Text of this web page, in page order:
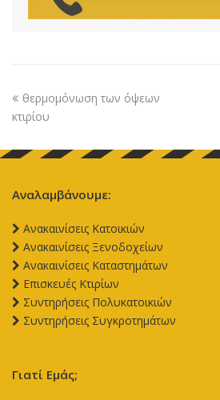
θερμομόνωση των όψεων
κτιρίου
Αναλαμβάνουμε:
Aνακαινίσεις Κατοικιών
Aνακαινίσεις Ξενοδοχείων
Aνακαινίσεις Καταστημάτων
Επισκευές Κτιρίων
Συντηρήσεις Πολυκατοικιών
Συντηρήσεις Συγκροτημάτων
Γιατί Εμάς;